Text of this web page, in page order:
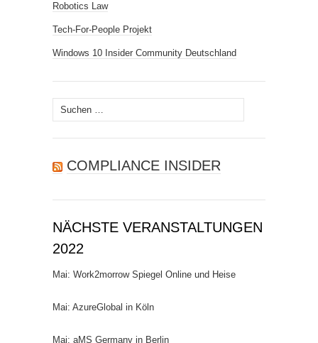
Robotics Law
Tech-For-People Projekt
Windows 10 Insider Community Deutschland
Suchen
nach:
COMPLIANCE INSIDER
NÄCHSTE VERANSTALTUNGEN
2022
Mai: Work2morrow Spiegel Online und Heise
Mai: AzureGlobal in Köln
Mai: aMS Germany in Berlin